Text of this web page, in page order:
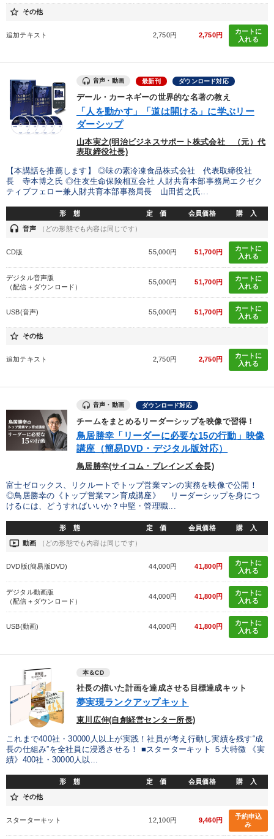
業種
製造業 卸売・小売・飲食業 建設・不動産業
IT・サービス・金融業 コンサルタント 専門家
キーワード
中村天風
※「更新」を押すと「テーマ」「キーワード」を更新いただけます。
ondemand_video 経営音声・動画を探す refresh 更新する
全国経営者セミナー収録物以外の経営教材（全762タイトル）からお探
しいただけます
カテゴリー
タル版（音声／動画ストリーミング・ダウンロード）
経営リーダーの考え方と戦略を学ぶ
改善・生産性向上
全国経営者セミナー収録〈売れ筋・人気〉音声＆動画20選
「儲けの本質」を突く マーケティング
タル版（音声／動画ストリーミング・ダウンロード）
販売力を強化したい
組織を強化したい 社員研修を行いたい
キーワード
理念・パーパス 銀行交渉 地方企業の勝ち方 後継者
インフレ対策・値上げ
※「更新」を押すと「カテゴリー」「目的別」「キーワード」を更新いただけます。
star_border その他
追加テキスト 2,750円 2,750円
カートに
入れる
音声・動画 最新刊 ダウンロード対応
デール・カーネギーの世界的な名著の教え
「人を動かす」「道は開ける」に学ぶリー
ダーシップ
山本実之(明治ビジネスサポート株式会社 （元）代
表取締役社長)
【本講話を推薦します】 ◎味の素冷凍食品株式会社 代表取締役社
長 寺本博之氏 ◎住友生命保険相互会社 人財共育本部事務局エクゼク
ティブフェロー兼人財共育本部事務局長 山田哲之氏...
形 態 定 価 会員価格 購 入
headset 音声 （どの形態でも内容は同じです）
CD版 55,000円 51,700円
カートに
入れる
デジタル音声版
（配信＋ダウンロード）
55,000円 51,700円
カートに
入れる
USB(音声) 55,000円 51,700円
カートに
入れる
star_border その他
追加テキスト 2,750円 2,750円
カートに
入れる
音声・動画 ダウンロード対応
チームをまとめるリーダーシップを映像で習得！
鳥居勝幸「リーダーに必要な15の行動」映像
講座（簡易DVD・デジタル版対応）
鳥居勝幸(サイコム・ブレインズ 会長)
富士ゼロックス、リクルートでトップ営業マンの実務を映像で公開！
◎鳥居勝幸の《トップ営業マン育成講座》 リーダーシップを身につ
けるには、どうすればいいか？中堅・管理職...
形 態 定 価 会員価格 購 入
ondemand_video 動画 （どの形態でも内容は同じです）
DVD版(簡易版DVD) 44,000円 41,800円
カートに
入れる
デジタル動画版
（配信＋ダウンロード）
44,000円 41,800円
カートに
入れる
USB(動画) 44,000円 41,800円
カートに
入れる
本＆CD
社長の描いた計画を達成させる目標達成キット
夢実現ランクアップキット
東川広伸(自創経営センター所長)
これまで400社・30000人以上が実践！社員が考え行動し実績を残す“成
長の仕組み”を全社員に浸透させる！ ■スターターキット ５大特徴 《実
績》400社・30000人以...
形 態 定 価 会員価格 購 入
star_border その他
スターターキット 12,100円 9,460円
予約申込
み